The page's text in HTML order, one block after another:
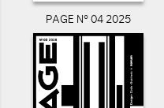
PAGE N° 04 2025